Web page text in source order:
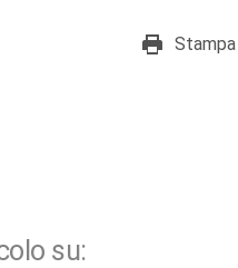
su: